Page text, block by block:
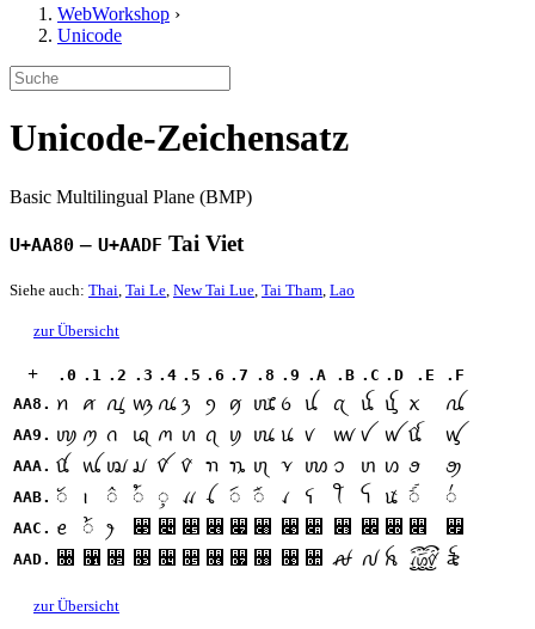
WebWorkshop ›
Unicode
Unicode-Zeichensatz
Basic Multilingual Plane (BMP)
U+AA80 – U+AADF Tai Viet
Siehe auch: Thai, Tai Le, New Tai Lue, Tai Tham, Lao
zur Übersicht
+ .0 .1 .2 .3 .4 .5 .6 .7 .8 .9 .A .B .C .D .E
.F
AA8. ꪀ ꪁ ꪂ ꪃ ꪄ ꪅ ꪆ ꪇ ꪈ ꪉ ꪊ ꪋ ꪌ ꪍ ꪎ ꪏ
AA9. ꪐ ꪑ ꪒ ꪓ ꪔ ꪕ ꪖ ꪗ ꪘ ꪙ ꪚ ꪛ ꪜ ꪝ ꪞ ꪟ
AAA. ꪠ ꪡ ꪢ ꪣ ꪤ ꪥ ꪦ ꪧ ꪨ ꪩ ꪪ ꪫ ꪬ ꪭ ꪮ ꪯ
AAB. ꪰ ꪱ ꪲ ꪳ ꪴ ꪵ ꪶ ꪷ ꪸ ꪹ ꪺ ꪻ ꪼ ꪽ ꪾ ꪿
AAC. ꫀ ꫁ ꫂ ꫃ ꫄ ꫅ ꫆ ꫇ ꫈ ꫉ ꫊ ꫋ ꫌ ꫍ ꫎ ꫏
AAD. ꫐ ꫑ ꫒ ꫓ ꫔ ꫕ ꫖ ꫗ ꫘ ꫙ ꫚ ꫛ ꫜ ꫝ ꫞ ꫟
zur Übersicht